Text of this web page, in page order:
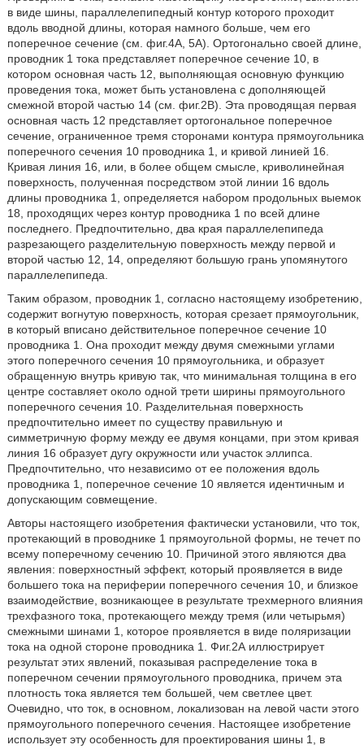
в виде шины, параллелепипедный контур которого проходит
вдоль вводной длины, которая намного больше, чем его
поперечное сечение (см. фиг.4А, 5А). Ортогонально своей длине,
проводник 1 тока представляет поперечное сечение 10, в
котором основная часть 12, выполняющая основную функцию
проведения тока, может быть установлена с дополняющей
смежной второй частью 14 (см. фиг.2В). Эта проводящая первая
основная часть 12 представляет ортогональное поперечное
сечение, ограниченное тремя сторонами контура прямоугольника
поперечного сечения 10 проводника 1, и кривой линией 16.
Кривая линия 16, или, в более общем смысле, криволинейная
поверхность, полученная посредством этой линии 16 вдоль
длины проводника 1, определяется набором продольных выемок
18, проходящих через контур проводника 1 по всей длине
последнего. Предпочтительно, два края параллелепипеда
разрезающего разделительную поверхность между первой и
второй частью 12, 14, определяют большую грань упомянутого
параллелепипеда.
Таким образом, проводник 1, согласно настоящему изобретению,
содержит вогнутую поверхность, которая срезает прямоугольник,
в который вписано действительное поперечное сечение 10
проводника 1. Она проходит между двумя смежными углами
этого поперечного сечения 10 прямоугольника, и образует
обращенную внутрь кривую так, что минимальная толщина в его
центре составляет около одной трети ширины прямоугольного
поперечного сечения 10. Разделительная поверхность
предпочтительно имеет по существу правильную и
симметричную форму между ее двумя концами, при этом кривая
линия 16 образует дугу окружности или участок эллипса.
Предпочтительно, что независимо от ее положения вдоль
проводника 1, поперечное сечение 10 является идентичным и
допускающим совмещение.
Авторы настоящего изобретения фактически установили, что ток,
протекающий в проводнике 1 прямоугольной формы, не течет по
всему поперечному сечению 10. Причиной этого являются два
явления: поверхностный эффект, который проявляется в виде
большего тока на периферии поперечного сечения 10, и близкое
взаимодействие, возникающее в результате трехмерного влияния
трехфазного тока, протекающего между тремя (или четырьмя)
смежными шинами 1, которое проявляется в виде поляризации
тока на одной стороне проводника 1. Фиг.2А иллюстрирует
результат этих явлений, показывая распределение тока в
поперечном сечении прямоугольного проводника, причем эта
плотность тока является тем большей, чем светлее цвет.
Очевидно, что ток, в основном, локализован на левой части этого
прямоугольного поперечного сечения. Настоящее изобретение
использует эту особенность для проектирования шины 1, в